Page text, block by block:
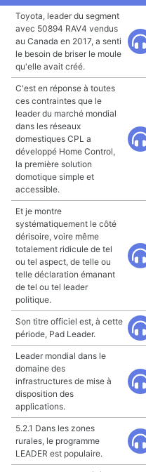
Toyota, leader du segment
avec 50894 RAV4 vendus
au Canada en 2017, a senti
le besoin de briser le moule
qu'elle avait créé.
C'est en réponse à toutes
ces contraintes que le
leader du marché mondial
dans les réseaux
domestiques CPL a
développé Home Control,
la première solution
domotique simple et
accessible.
Et je montre
systématiquement le côté
dérisoire, voire même
totalement ridicule de tel
ou tel aspect, de telle ou
telle déclaration émanant
de tel ou tel leader
politique.
Son titre officiel est, à cette
période, Pad Leader.
Leader mondial dans le
domaine des
infrastructures de mise à
disposition des
applications.
5.2.1 Dans les zones
rurales, le programme
LEADER est populaire.